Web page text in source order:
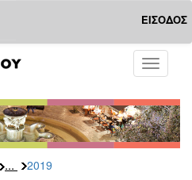
ΕΙΣΟΔΟΣ
Toggle
... 2019